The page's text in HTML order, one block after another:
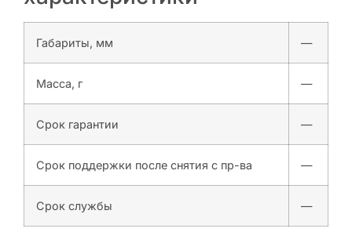
Габариты, мм —
Масса, г —
Срок гарантии —
Срок поддержки после снятия с пр-ва —
Срок службы —